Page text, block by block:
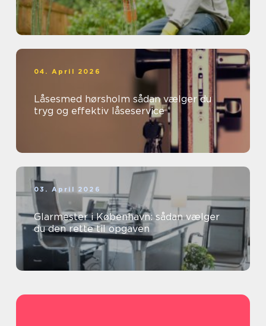
04. April 2026
Låsesmed hørsholm sådan vælger du
tryg og effektiv låseservice
03. April 2026
Glarmester i København: sådan vælger
du den rette til opgaven